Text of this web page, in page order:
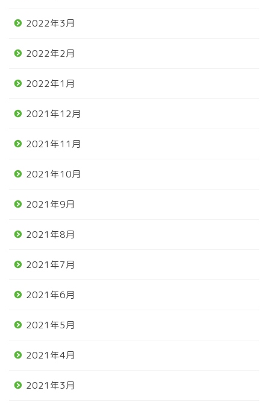
2022年3月
2022年2月
2022年1月
2021年12月
2021年11月
2021年10月
2021年9月
2021年8月
2021年7月
2021年6月
2021年5月
2021年4月
2021年3月